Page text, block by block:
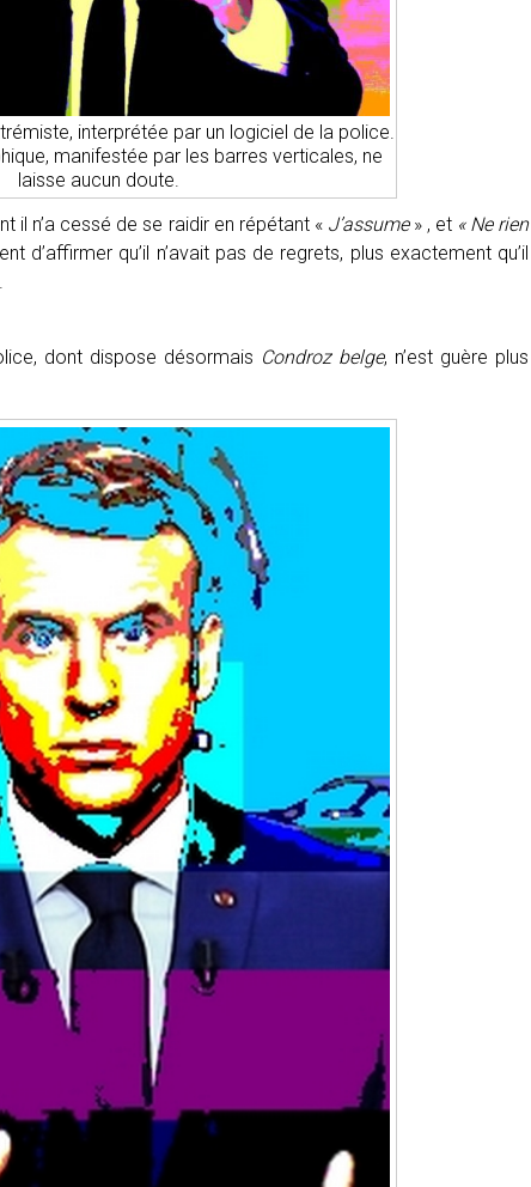
interprétée par un logiciel de la police.
manifestée par les barres verticales, ne
laisse aucun doute.
il n’a cessé de se raidir en répétant « J’assume» , et « Ne rien
d’affirmer qu’il n’avait pas de regrets, plus exactement qu’il
dont dispose désormais Condroz belge, n’est guère plus